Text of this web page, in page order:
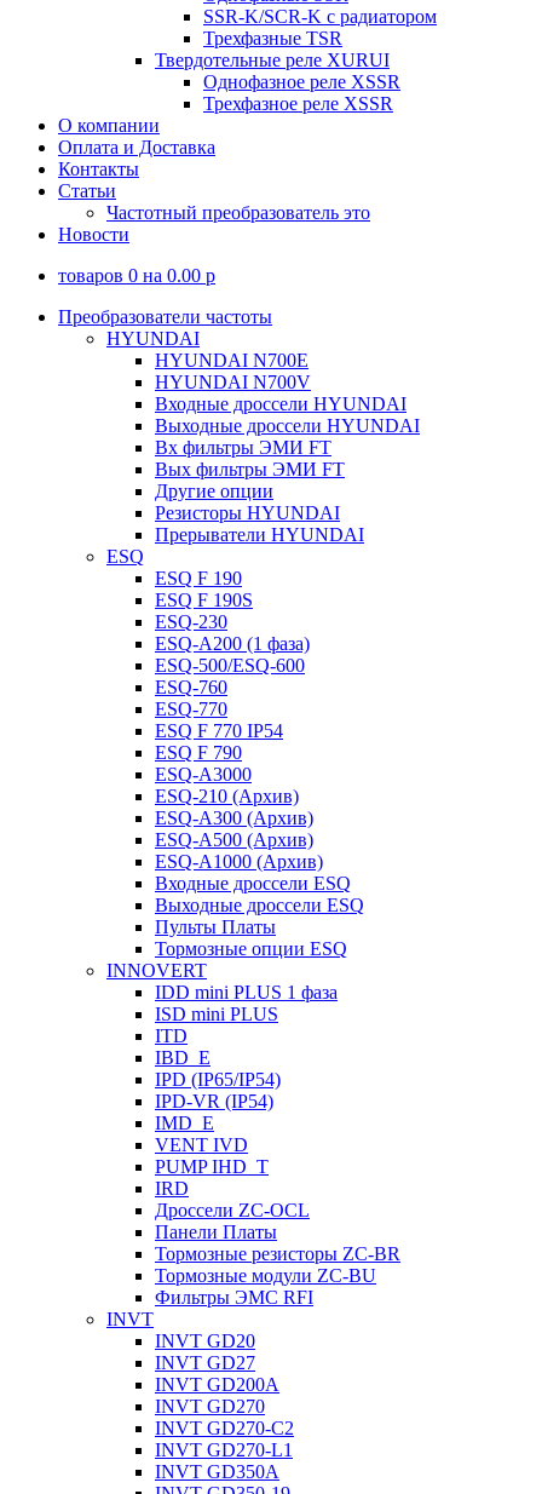
SSR-K/SCR-K с радиатором
Трехфазные TSR
Твердотельные реле XURUI
Однофазное реле XSSR
Трехфазное реле XSSR
О компании
Оплата и Доставка
Контакты
Статьи
Частотный преобразователь это
Новости
товаров 0 на 0.00 p
Преобразователи частоты
HYUNDAI
HYUNDAI N700E
HYUNDAI N700V
Входные дроссели HYUNDAI
Выходные дроссели HYUNDAI
Вх фильтры ЭМИ FT
Вых фильтры ЭМИ FT
Другие опции
Резисторы HYUNDAI
Прерыватели HYUNDAI
ESQ
ESQ F 190
ESQ F 190S
ESQ-230
ESQ-A200 (1 фаза)
ESQ-500/ESQ-600
ESQ-760
ESQ-770
ESQ F 770 IP54
ESQ F 790
ESQ-A3000
ESQ-210 (Архив)
ESQ-A300 (Архив)
ESQ-A500 (Архив)
ESQ-A1000 (Архив)
Входные дроссели ESQ
Выходные дроссели ESQ
Пульты Платы
Тормозные опции ESQ
INNOVERT
IDD mini PLUS 1 фаза
ISD mini PLUS
ITD
IBD_E
IPD (IP65/IP54)
IРD-VR (IP54)
IMD_E
VENT IVD
PUMP IHD_T
IRD
Дроссели ZC-OCL
Панели Платы
Тормозные резисторы ZC-BR
Тормозные модули ZC-BU
Фильтры ЭМС RFI
INVT
INVT GD20
INVT GD27
INVT GD200A
INVT GD270
INVT GD270-C2
INVT GD270-L1
INVT GD350A